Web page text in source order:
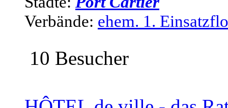
Verbände: ehem. 1.
10 Besucher